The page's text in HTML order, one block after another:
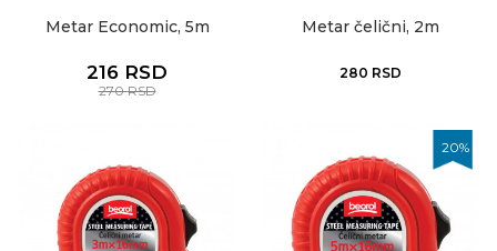
Metar Economic, 5m
216 RSD
270RSD
Metar čelični, 2m
280 RSD
20%